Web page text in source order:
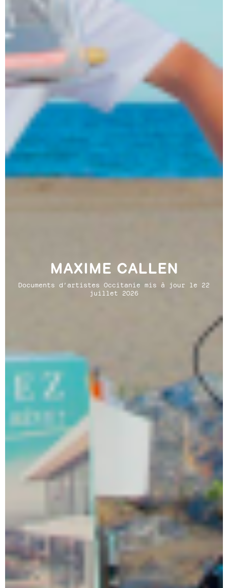
MAXIME CALLEN
Documents d’artistes Occitanie mis à jour le 22
juillet 2026